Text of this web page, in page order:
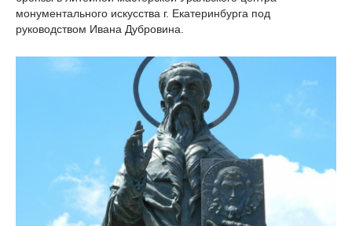
монументального искусства г. Екатеринбурга под
руководством Ивана Дубровина.